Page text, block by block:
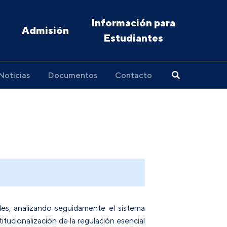
Admisión
Información para
Estudiantes
Documentos Contacto
analizando seguidamente el sistema
de la regulación esencial